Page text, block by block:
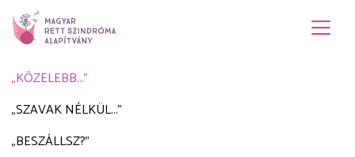
„KÖZELEBB...”
„SZAVAK NÉLKÜL...”
„BESZÁLLSZ?”